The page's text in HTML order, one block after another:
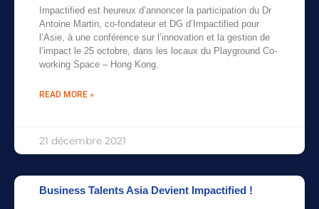
Impactified est heureux d’annoncer la participation du Dr
Antoine Martin, co-fondateur et DG d’Impactified pour
l’Asie, à une conférence sur l’innovation et la gestion de
l’impact le 25 octobre, dans les locaux du Playground Co-
working Space – Hong Kong.
READ MORE »
21 décembre 2021
Business Talents Asia Devient Impactified !